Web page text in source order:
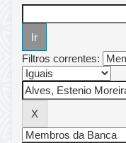
Filtros correntes: